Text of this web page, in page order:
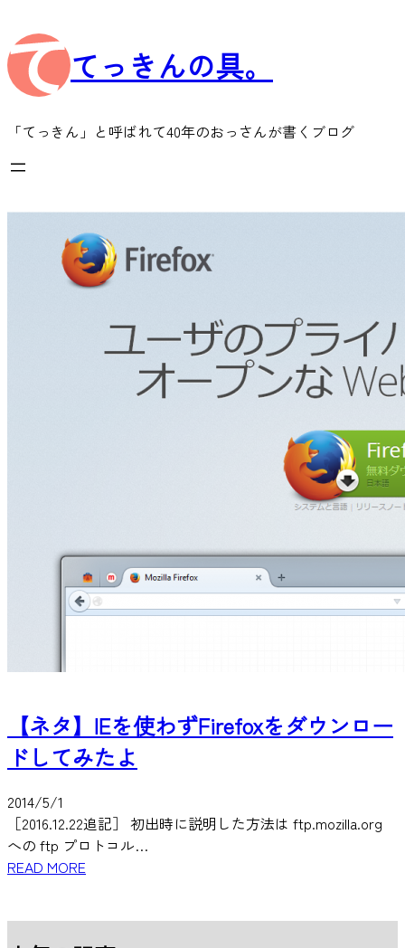
容
を
ス
ッ
てっきんの具。
「てっきん」と呼ばれて40年のおっさんが書くブログ
【ネタ】IEを使わずFirefoxをダウンロー
ドしてみたよ
2014/5/1
［2016.12.22追記］ 初出時に説明した方法は ftp.mozilla.org
への ftp プロトコル…
READ MORE